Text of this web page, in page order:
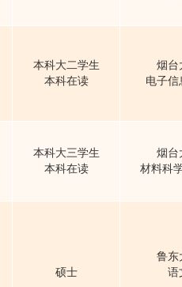
本科大二学生
本科在读
烟台
电子信
本科大三学生
本科在读
烟台
材料科
硕士
鲁东
语